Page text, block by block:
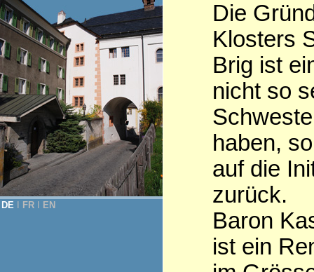
DE FR EN
Die
Klosters
Brig ist
nicht so
haben,
auf die
zurück.
Baron
ist ein